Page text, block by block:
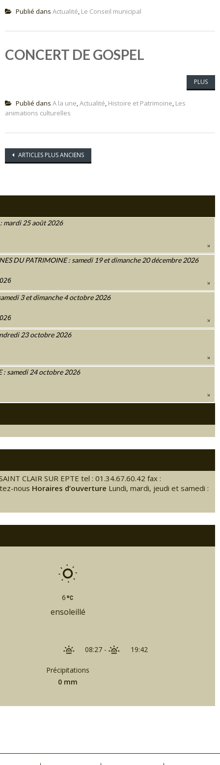
Publié dans Actualité, Le Conseil municipal
CONCERT DE GOSPEL
PLUS
Publié dans A la une,Actualité, Histoire et Patrimoine, Les
animations culturelles
Navigation
articles
ARTICLES PLUS ANCIENS
mardi 25 août 2026
DU PATRIMOINE : samedi 19 et dimanche 20 décembre 2026
3 et dimanche 4 octobre 2026
23 octobre 2026
: samedi 24 octobre 2026
CLAIR SUR EPTE tel : 01.34.67.60.42 fax :
nous Horaires d’ouverture Lundi, mardi, jeudi et samedi :
6
ensoleillé
08:27 - 19:42
Précipitations
0 mm